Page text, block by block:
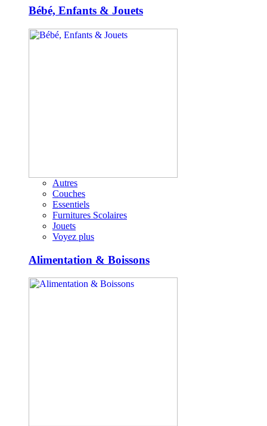
Bébé, Enfants & Jouets
Autres
Couches
Essentiels
Furnitures Scolaires
Jouets
Voyez plus
Alimentation & Boissons